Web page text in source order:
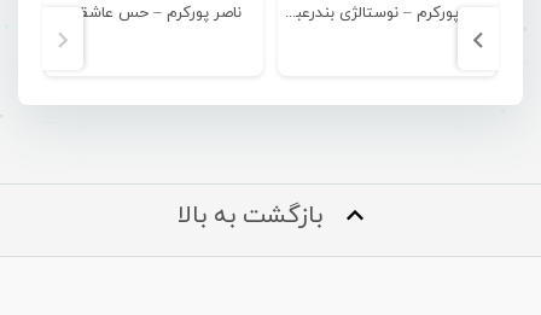
ناصر پورکرم – نوستالژی بندرعباسی ناصر پورکرم – حس عاشقی
بازگشت به بالا